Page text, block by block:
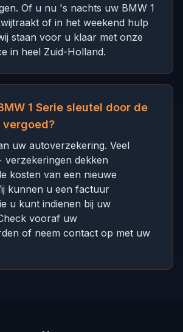
Of u nu 's nachts uw BMW 1
of in het weekend hulp
staan voor u klaar met onze
in heel Zuid-Holland.
1 Serie sleutel door de
uw autoverzekering. Veel
verzekeringen dekken
kosten van een nieuwe
kunnen u een factuur
u kunt indienen bij uw
vooraf uw
of neem contact op met uw